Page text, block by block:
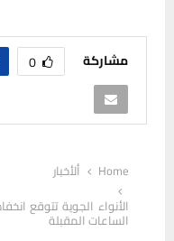
مشاركة 0
Home
ألأخبار
الأنواء الجوية تتوقع
الساعات المقبلة